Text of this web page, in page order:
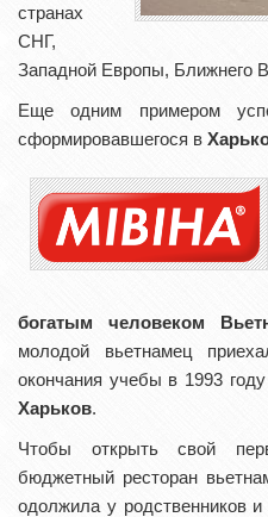
странах
СНГ,
Западной Европы, Ближнего
Еще одним примером
сформировавшегося в
богатым человеком
молодой вьетнамец
окончания учебы в 1993
Харьков.
Чтобы открыть свой
бюджетный ресторан
одолжила у родственников